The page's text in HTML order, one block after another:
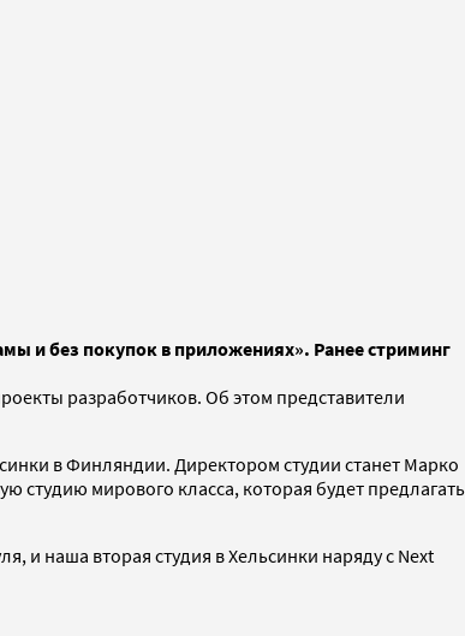
и без покупок в приложениях». Ранее стриминг
разработчиков. Об этом представители
в Финляндии. Директором студии станет Марко
студию мирового класса, которая будет предлагать
и наша вторая студия в Хельсинки наряду с Next